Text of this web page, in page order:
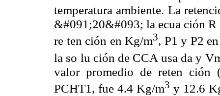
temperatura ambiente. La
&#091;20&#093; la ecua ción R
re ten ción en Kg/m3, P1 y P2
la so lu ción de CCA usa da y
valor promedio de reten ción
PCHT1, fue 4.4 Kg/m3 y 12.6